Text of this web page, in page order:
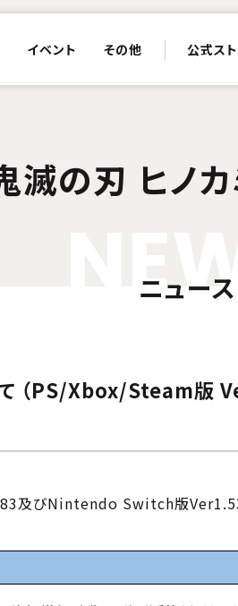
イベント その他 公式ス
滅の刃 ヒノ
EW
ニュース
て （PS/Xbox/Steam
及びNintendo Switch版Ver1.53